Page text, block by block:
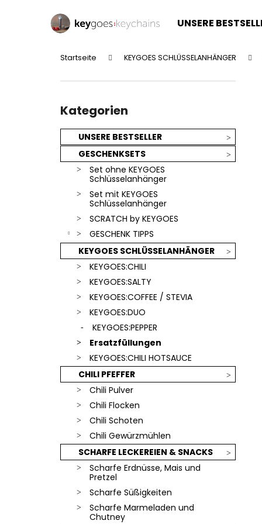
UNSERE
Startseite KEYGOES SCHLÜSSELANHÄNGER
überspringen
Kategorien
UNSERE BESTSELLER
GESCHENKSETS
Set ohne KEYGOES
Schlüsselanhänger
Set mit KEYGOES
Schlüsselanhänger
SCRATCH by KEYGOES
GESCHENK TIPPS
KEYGOES SCHLÜSSELANHÄNGER
KEYGOES:CHILI
KEYGOES:SALTY
KEYGOES:COFFEE / STEVIA
KEYGOES:DUO
KEYGOES:PEPPER
Ersatzfüllungen
KEYGOES:CHILI HOTSAUCE
CHILI PFEFFER
Chili Pulver
Chili Flocken
Chili Schoten
Chili Gewürzmühlen
SCHARFE LECKEREIEN & SNACKS
Scharfe Erdnüsse, Mais und
Pretzel
Scharfe Süßigkeiten
Scharfe Marmeladen und
Chutney
Zurück
Einkaufen
Zurück
Einkaufen
SILBERNER KEYGOES:CHILI - EDELSTAHL
SCHLÜSSELANHÄNGER
€18,90